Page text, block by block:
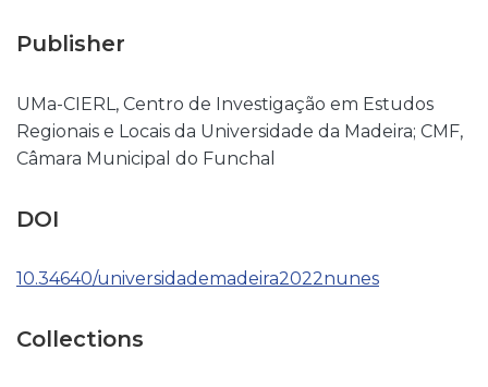
Publisher
UMa-CIERL, Centro de Investigação em Estudos
Regionais e Locais da Universidade da Madeira; CMF,
Câmara Municipal do Funchal
DOI
10.34640/universidademadeira2022nunes
Collections